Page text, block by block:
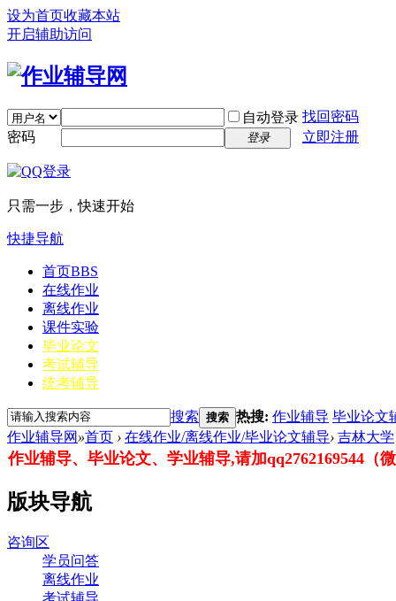
设为首页收藏本站
开启辅助访问
自动登录 找回密码
密码
登录 立即注册
只需一步，快速开始
快捷导航
首页BBS
在线作业
离线作业
课件实验
毕业论文
考试辅导
统考辅导
搜索 搜索 热搜: 作业辅导 毕业论文
作业辅导网 »首页 › 在线作业/离线作业/毕业论文辅导› 吉林大学
作业辅导、毕业论文、学业辅导,请加qq2762169544（
版块导航
咨询区
学员问答
离线作业
考试辅导